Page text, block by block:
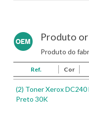
Produto
Produto do
Ref. Cor
(2) Toner Xerox
Preto 30K